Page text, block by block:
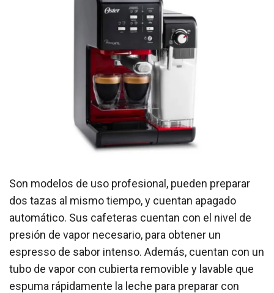
Son modelos de uso profesional, pueden preparar
dos tazas al mismo tiempo, y cuentan apagado
automático. Sus cafeteras cuentan con el nivel de
presión de vapor necesario, para obtener un
espresso de sabor intenso. Además, cuentan con un
tubo de vapor con cubierta removible y lavable que
espuma rápidamente la leche para preparar con